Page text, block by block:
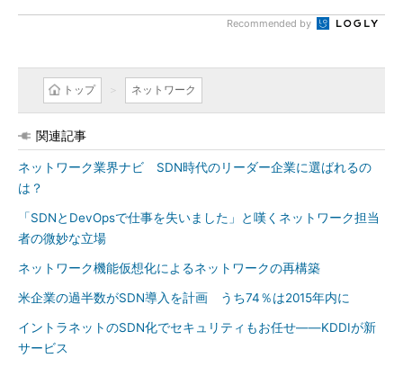
Recommended by
トップ ネットワーク
関連記事
ネットワーク業界ナビ SDN時代のリーダー企業に選ばれるの
は？
「SDNとDevOpsで仕事を失いました」と嘆くネットワーク担当
者の微妙な立場
ネットワーク機能仮想化によるネットワークの再構築
米企業の過半数がSDN導入を計画 うち74％は2015年内に
イントラネットのSDN化でセキュリティもお任せ――KDDIが新
サービス